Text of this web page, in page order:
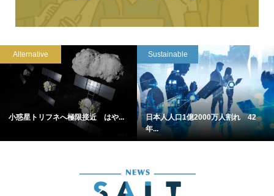
Alternative
小惑星トリフネへ極限接近 はや...
Sustainable
日本人人口1億2000万人割れ 42
年...